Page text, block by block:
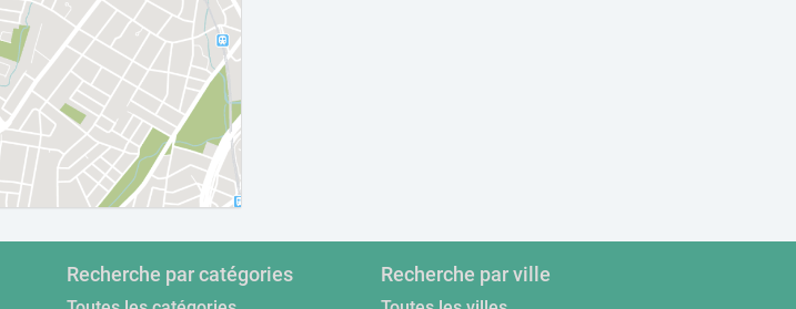
Recherche par catégories Recherche par ville